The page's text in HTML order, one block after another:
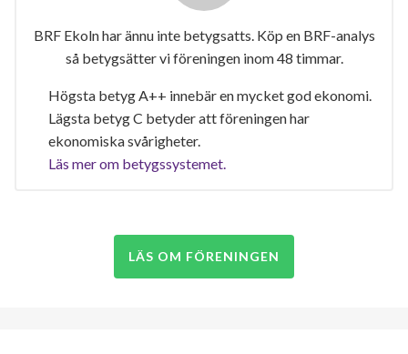
BRF Ekoln har ännu inte betygsatts. Köp en BRF-analys
så betygsätter vi föreningen inom 48 timmar.
Högsta betyg A++ innebär en mycket god ekonomi.
Lägsta betyg C betyder att föreningen har
ekonomiska svårigheter.
Läs mer om betygssystemet.
LÄS OM FÖRENINGEN